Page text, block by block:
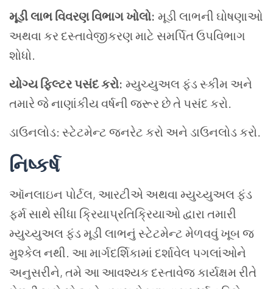
મૂડી લાભ વિવરણ વિભાગ ખોલો: મૂડી લાભની ઘોષણાઓ
અથવા કર દસ્તાવેજીકરણ માટે સમર્પિત ઉપવિભાગ
શોધો.
યોગ્ય ફિલ્ટર પસંદ કરો: મ્યુચ્યુઅલ ફંડ સ્કીમ અને
તમારે જે નાણાંકીય વર્ષની જરૂર છે તે પસંદ કરો.
ડાઉનલોડ: સ્ટેટમેન્ટ જનરેટ કરો અને ડાઉનલોડ કરો.
નિષ્કર્ષ
ઑનલાઇન પોર્ટલ, આરટીએ અથવા મ્યુચ્યુઅલ ફંડ
ફર્મ સાથે સીધા ક્રિયાપ્રતિક્રિયાઓ દ્વારા તમારી
મ્યુચ્યુઅલ ફંડ મૂડી લાભનું સ્ટેટમેન્ટ મેળવવું ખૂબ જ
મુશ્કેલ નથી. આ માર્ગદર્શિકામાં દર્શાવેલ પગલાંઓને
અનુસરીને, તમે આ આવશ્યક દસ્તાવેજ કાર્યક્ષમ રીતે